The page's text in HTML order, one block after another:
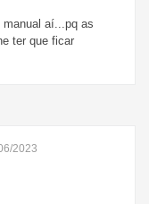
aí...pq as
ter que ficar
2023